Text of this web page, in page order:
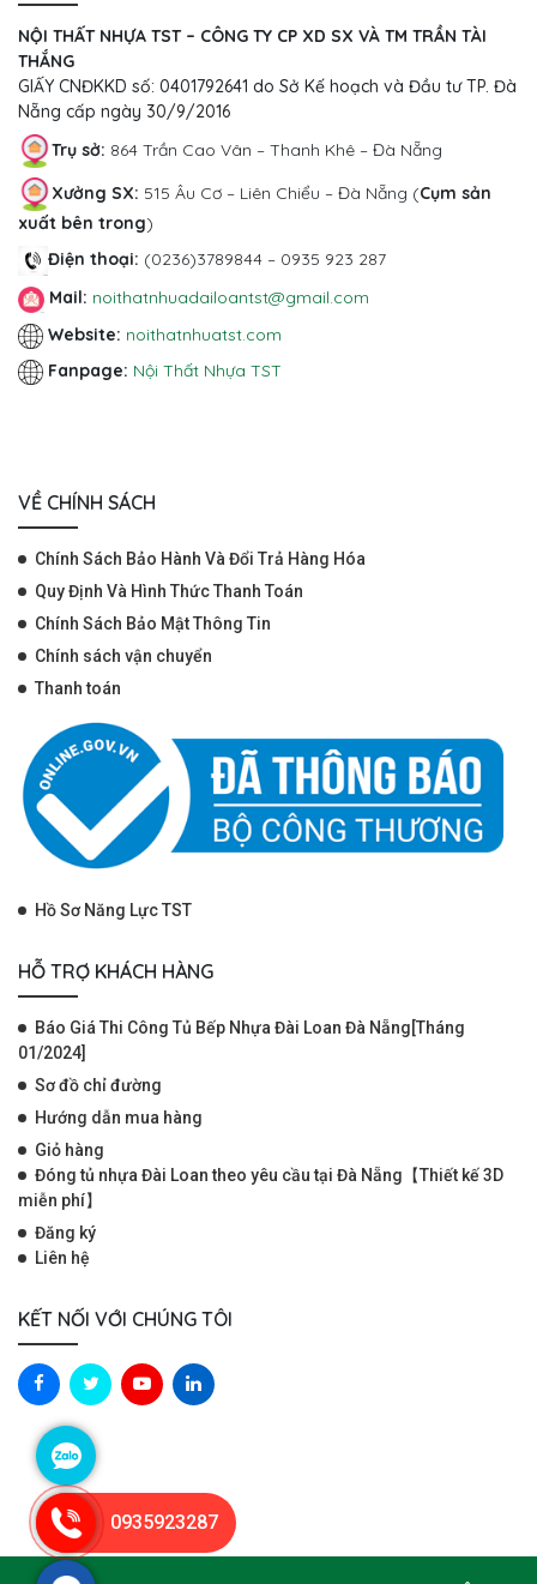
NỘI THẤT NHỰA TST – CÔNG TY CP XD SX VÀ TM TRẦN TÀI
THẮNG
GIẤY CNĐKKD số: 0401792641 do Sở Kế hoạch và Đầu tư TP. Đà
Nẵng cấp ngày 30/9/2016
Trụ sở: 864 Trần Cao Vân – Thanh Khê – Đà Nẵng
Xưởng SX: 515 Âu Cơ – Liên Chiểu – Đà Nẵng (Cụm sản
xuất bên trong)
Điện thoại: (0236)3789844 – 0935 923 287
Mail: noithatnhuadailoantst@gmail.com
Website: noithatnhuatst.com
Fanpage: Nội Thất Nhựa TST
VỀ CHÍNH SÁCH
Chính Sách Bảo Hành Và Đổi Trả Hàng Hóa
Quy Định Và Hình Thức Thanh Toán
Chính Sách Bảo Mật Thông Tin
Chính sách vận chuyển
Thanh toán
Hồ Sơ Năng Lực TST
HỖ TRỢ KHÁCH HÀNG
Báo Giá Thi Công Tủ Bếp Nhựa Đài Loan Đà Nẵng[Tháng
01/2024]
Sơ đồ chỉ đường
Hướng dẫn mua hàng
Giỏ hàng
Đóng tủ nhựa Đài Loan theo yêu cầu tại Đà Nẵng【Thiết kế 3D
miễn phí】
Đăng ký
Liên hệ
KẾT NỐI VỚI CHÚNG TÔI
0935923287